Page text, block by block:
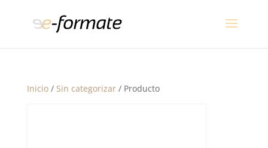
Inicio/ Sin categorizar/ Producto